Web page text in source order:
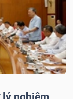
lý nghiêm